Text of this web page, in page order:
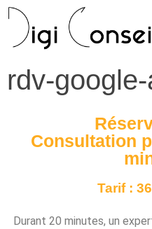
rdv-
Consultation
Tarif :
Durant 20 minutes, un